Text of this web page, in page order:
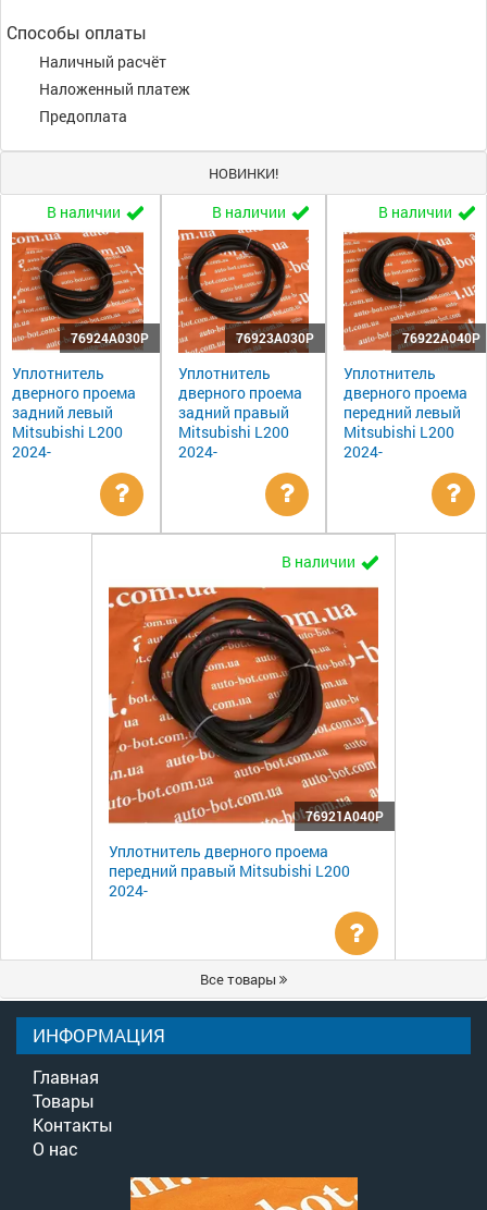
Способы оплаты
Наличный расчёт
Наложенный платеж
Предоплата
НОВИНКИ!
В наличии
76924A030P
Уплотнитель
дверного проема
задний левый
Mitsubishi L200
2024-
Уточнить
В наличии
76923A030P
Уплотнитель
дверного проема
задний правый
Mitsubishi L200
2024-
Уточнить
цену
В наличии
76922A040P
Уплотнитель
дверного проема
передний левый
Mitsubishi L200
2024-
В наличии
76921A040P
Уплотнитель дверного проема
передний правый Mitsubishi L200
2024-
Уточнить
цену
Все товары
ИНФОРМАЦИЯ
Главная
Товары
Контакты
О нас